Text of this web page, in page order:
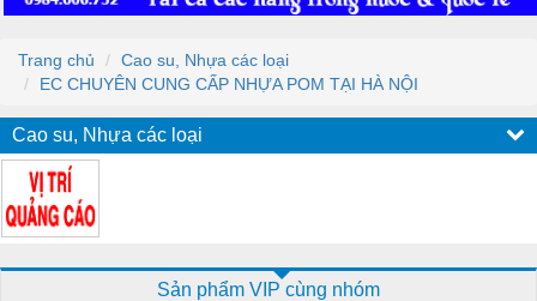
Trang chủ
Cao su, Nhựa các loại
EC CHUYÊN CUNG CẤP NHỰA POM TẠI HÀ NỘI
Cao su, Nhựa các loại
Sản phẩm VIP cùng nhóm